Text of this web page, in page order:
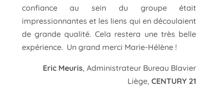
confiance au sein du groupe était
impressionnantes et les liens qui en découlaient
de grande qualité. Cela restera une très belle
expérience. Un grand merci Marie-Hélène !
Eric Meuris, Administrateur Bureau Blavier
Liège,CENTURY 21